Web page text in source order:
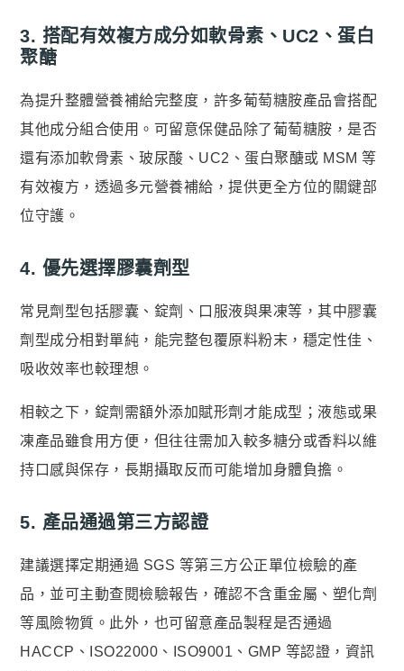
3. 搭配有效複方成分如軟骨素、UC2、蛋白
聚醣
為提升整體營養補給完整度，許多葡萄糖胺產品會搭配
其他成分組合使用。可留意保健品除了葡萄糖胺，是否
還有添加軟骨素、玻尿酸、UC2、蛋白聚醣或 MSM 等
有效複方，透過多元營養補給，提供更全方位的關鍵部
位守護。
4. 優先選擇膠囊劑型
常見劑型包括膠囊、錠劑、口服液與果凍等，其中膠囊
劑型成分相對單純，能完整包覆原料粉末，穩定性佳、
吸收效率也較理想。
相較之下，錠劑需額外添加賦形劑才能成型；液態或果
凍產品雖食用方便，但往往需加入較多糖分或香料以維
持口感與保存，長期攝取反而可能增加身體負擔。
5. 產品通過第三方認證
建議選擇定期通過 SGS 等第三方公正單位檢驗的產
品，並可主動查閱檢驗報告，確認不含重金屬、塑化劑
等風險物質。此外，也可留意產品製程是否通過
HACCP、ISO22000、ISO9001、GMP 等認證，資訊